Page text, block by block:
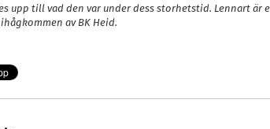
upp till vad den var under dess storhetstid. Lennart är
av BK Heid.